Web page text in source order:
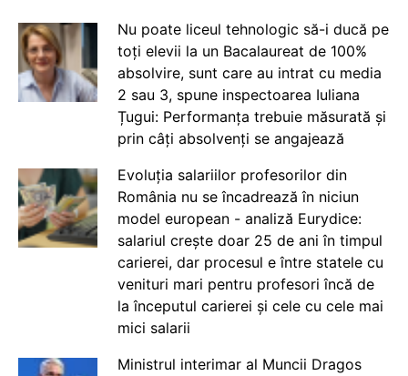
Nu poate liceul tehnologic să-i ducă pe
toți elevii la un Bacalaureat de 100%
absolvire, sunt care au intrat cu media
2 sau 3, spune inspectoarea Iuliana
Țugui: Performanța trebuie măsurată și
prin câți absolvenți se angajează
Evoluția salariilor profesorilor din
România nu se încadrează în niciun
model european - analiză Eurydice:
salariul crește doar 25 de ani în timpul
carierei, dar procesul e între statele cu
venituri mari pentru profesori încă de
la începutul carierei și cele cu cele mai
mici salarii
Ministrul interimar al Muncii Dragos